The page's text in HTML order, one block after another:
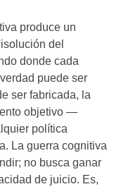
produce un
del
donde cada
puede ser
ser fabricada, la
objetivo —
política
La guerra cognitiva
no busca ganar
de juicio. Es,